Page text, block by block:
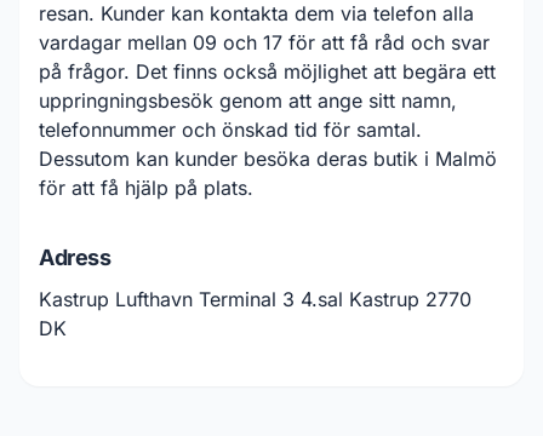
resan. Kunder kan kontakta dem via telefon alla
vardagar mellan 09 och 17 för att få råd och svar
på frågor. Det finns också möjlighet att begära ett
uppringningsbesök genom att ange sitt namn,
telefonnummer och önskad tid för samtal.
Dessutom kan kunder besöka deras butik i Malmö
för att få hjälp på plats.
Adress
Kastrup Lufthavn Terminal 3 4.sal Kastrup 2770
DK